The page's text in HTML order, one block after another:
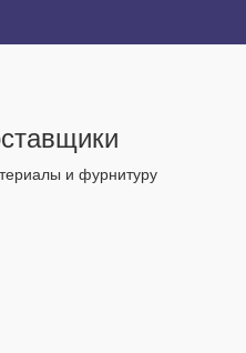
и фурнитуру